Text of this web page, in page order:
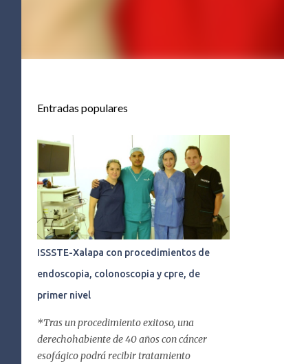
Entradas populares
ISSSTE-Xalapa con procedimientos de
endoscopia, colonoscopia y cpre, de
primer nivel
*Tras un procedimiento exitoso, una
derechohabiente de 40 años con cáncer
esofágico podrá recibir tratamiento